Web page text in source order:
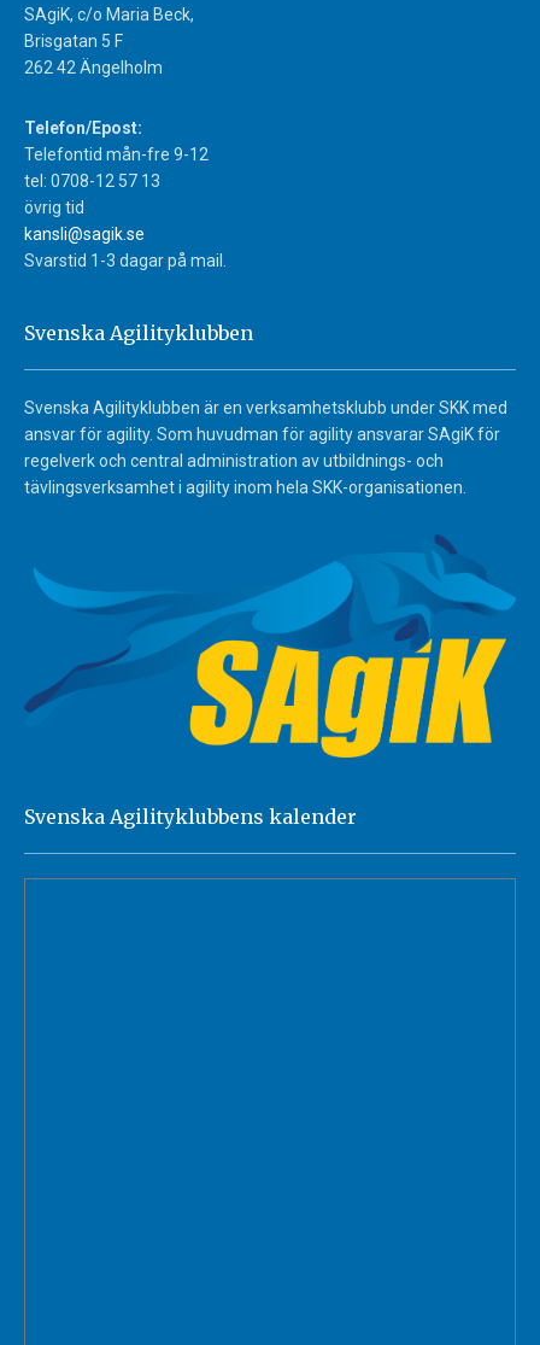
SAgiK, c/o Maria Beck,
Brisgatan 5 F
262 42 Ängelholm
Telefon/Epost:
Telefontid mån-fre 9-12
tel: 0708-12 57 13
övrig tid
kansli@sagik.se
Svarstid 1-3 dagar på mail.
Svenska Agilityklubben
Svenska Agilityklubben är en verksamhetsklubb under SKK med
ansvar för agility. Som huvudman för agility ansvarar SAgiK för
regelverk och central administration av utbildnings- och
tävlingsverksamhet i agility inom hela SKK-organisationen.
Svenska Agilityklubbens kalender